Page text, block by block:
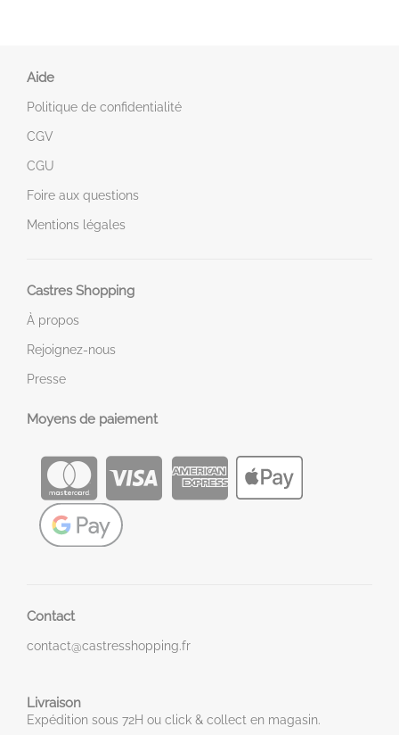
Aide
Politique de confidentialité
CGV
CGU
Foire aux questions
Mentions légales
Castres Shopping
À propos
Rejoignez-nous
Presse
Moyens de paiement
Contact
contact@castresshopping.fr
Livraison
Expédition sous 72H ou click & collect en magasin.